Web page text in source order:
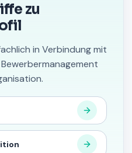
zu
in Verbindung mit